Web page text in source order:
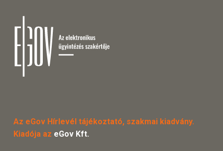
Az eGov Hírlevél tájékoztató, szakmai kiadvány.
Kiadója az eGov Kft.